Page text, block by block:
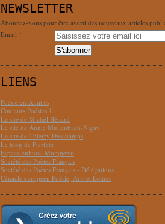
NEWSLETTER
Abonnez-vous pour être averti des nouveaux articles
Email
LIENS
Poésie en Amitiés
Couleurs Poésies 1
Le site de Michel Bénard
Le site de Annie Mullenbach-Nigay
Le site de Thierry Deschamps
Le blog de Pierfetz
Espace culturel Mompezat
Société des Poètes Français
Société des Poètes Français - Délégations
Cénacle européen Poésie, Arts et Lettres